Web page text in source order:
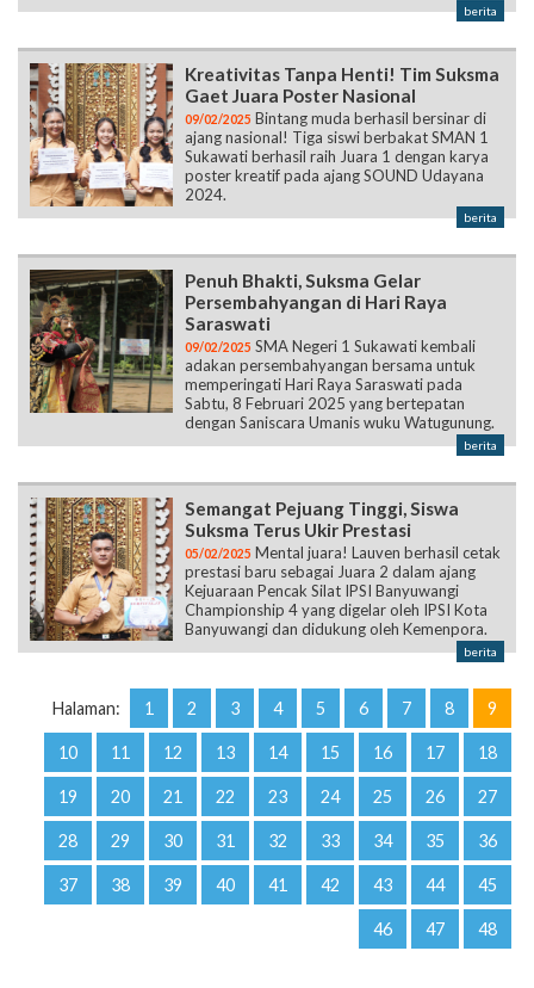
berita
Kreativitas Tanpa Henti! Tim Suksma
Gaet Juara Poster Nasional
09/02/2025 Bintang muda berhasil bersinar di
ajang nasional! Tiga siswi berbakat SMAN 1
Sukawati berhasil raih Juara 1 dengan karya
poster kreatif pada ajang SOUND Udayana
2024.
berita
Penuh Bhakti, Suksma Gelar
Persembahyangan di Hari Raya
Saraswati
09/02/2025 SMA Negeri 1 Sukawati kembali
adakan persembahyangan bersama untuk
memperingati Hari Raya Saraswati pada
Sabtu, 8 Februari 2025 yang bertepatan
dengan Saniscara Umanis wuku Watugunung.
berita
Semangat Pejuang Tinggi, Siswa
Suksma Terus Ukir Prestasi
05/02/2025 Mental juara! Lauven berhasil cetak
prestasi baru sebagai Juara 2 dalam ajang
Kejuaraan Pencak Silat IPSI Banyuwangi
Championship 4 yang digelar oleh IPSI Kota
Banyuwangi dan didukung oleh Kemenpora.
berita
Halaman: 1 2 3 4 5 6 7 8 9
10 11 12 13 14 15 16 17 18
19 20 21 22 23 24 25 26 27
28 29 30 31 32 33 34 35 36
37 38 39 40 41 42 43 44 45
46 47 48